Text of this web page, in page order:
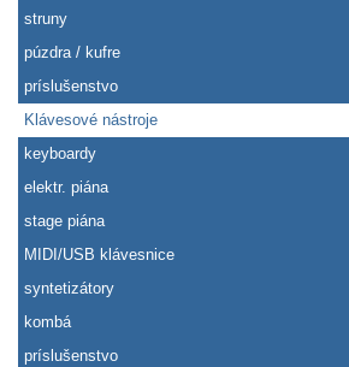
struny
púzdra / kufre
príslušenstvo
Klávesové nástroje
keyboardy
elektr. piána
stage piána
MIDI/USB klávesnice
syntetizátory
kombá
príslušenstvo